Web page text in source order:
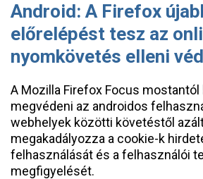
Android: A Firefox
előrelépést tesz az
nyomkövetés elleni
A Mozilla Firefox Focus
megvédeni az androidos
webhelyek közötti követéstől
megakadályozza a cookie-k
felhasználását és a felhasználói
megfigyelését.